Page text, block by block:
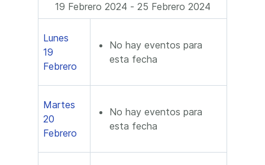
19 Febrero 2024 - 25 Febrero 2024
Lunes
19
Febrero
No hay eventos para
esta fecha
Martes
20
Febrero
No hay eventos para
esta fecha